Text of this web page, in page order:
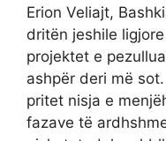
Erion Veliajt,
dritën jeshile
projektet e
ashpër deri më
pritet nisja e
fazave të